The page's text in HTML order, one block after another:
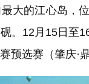
的江心岛，位
。12月15日至
预选赛（肇庆·